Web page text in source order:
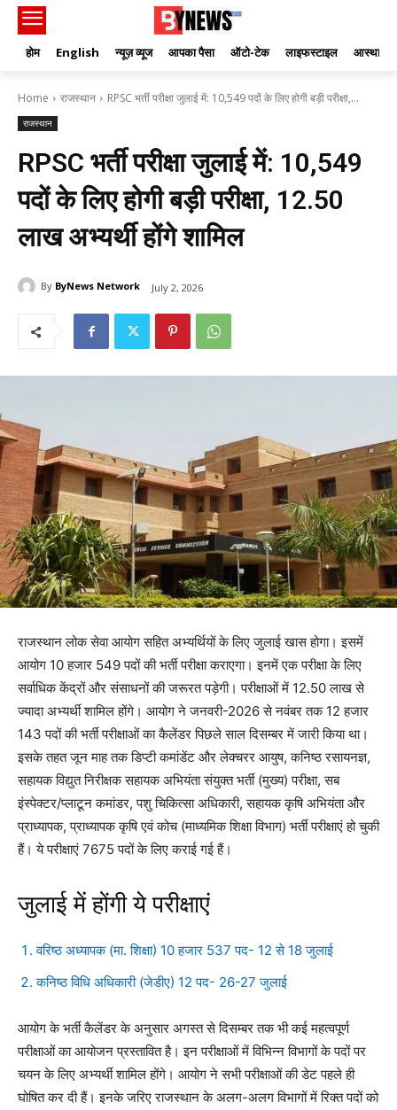
होम English न्यूज़ व्यूज आपका पैसा ऑटो-टेक लाइफस्टाइल आस्था
Home राजस्थान RPSC भर्ती परीक्षा जुलाई में: 10,549 पदों के लिए होगी बड़ी परीक्षा,...
राजस्थान
RPSC भर्ती परीक्षा जुलाई में: 10,549
पदों के लिए होगी बड़ी परीक्षा, 12.50
लाख अभ्यर्थी होंगे शामिल
By ByNews Network July 2, 2026
राजस्थान लोक सेवा आयोग सहित अभ्यर्थियों के लिए जुलाई खास होगा। इसमें
आयोग 10 हजार 549 पदों की भर्ती परीक्षा कराएगा। इनमें एक परीक्षा के लिए
सर्वाधिक केंद्रों और संसाधनों की जरूरत पड़ेगी। परीक्षाओं में 12.50 लाख से
ज्यादा अभ्यर्थी शामिल होंगे। आयोग ने जनवरी-2026 से नवंबर तक 12 हजार
143 पदों की भर्ती परीक्षाओं का कैलेंडर पिछले साल दिसम्बर में जारी किया था।
इसके तहत जून माह तक डिप्टी कमांडेंट और लेक्चरर आयुष, कनिष्ठ रसायनज्ञ,
सहायक विद्युत निरीक्षक सहायक अभियंता संयुक्त भर्ती (मुख्य) परीक्षा, सब
इंस्पेक्टर/प्लाटून कमांडर, पशु चिकित्सा अधिकारी, सहायक कृषि अभियंता और
प्राध्यापक, प्राध्यापक कृषि एवं कोच (माध्यमिक शिक्षा विभाग) भर्ती परीक्षाएं हो चुकी
हैं। ये परीक्षाएं 7675 पदों के लिए कराई गई हैं।
जुलाई में होंगी ये परीक्षाएं
वरिष्ठ अध्यापक (मा. शिक्षा) 10 हजार 537 पद- 12 से 18 जुलाई
कनिष्ठ विधि अधिकारी (जेडीए) 12 पद- 26-27 जुलाई
आयोग के भर्ती कैलेंडर के अनुसार अगस्त से दिसम्बर तक भी कई महत्वपूर्ण
परीक्षाओं का आयोजन प्रस्तावित है। इन परीक्षाओं में विभिन्न विभागों के पदों पर
चयन के लिए अभ्यर्थी शामिल होंगे। आयोग ने सभी परीक्षाओं की डेट पहले ही
घोषित कर दी हैं। इनके जरिए राजस्थान के अलग-अलग विभागों में रिक्त पदों को